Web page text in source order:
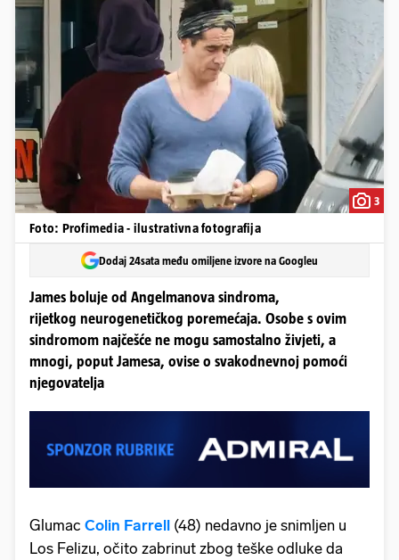
3
Foto: Profimedia - ilustrativna fotografija
Dodaj 24sata među omiljene izvore na Googleu
James boluje od Angelmanova sindroma,
rijetkog neurogenetičkog poremećaja. Osobe s ovim
sindromom najčešće ne mogu samostalno živjeti, a
mnogi, poput Jamesa, ovise o svakodnevnoj pomoći
njegovatelja
Glumac Colin Farrell (48) nedavno je snimljen u
Los Felizu, očito zabrinut zbog teške odluke da